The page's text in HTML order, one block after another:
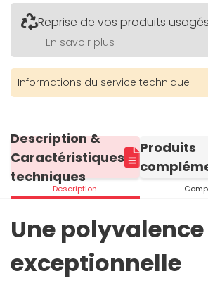
Reprise de vos produits usagés
En savoir plus
Informations du service technique
Description &
Caractéristiques
techniques
Description
Produits
Une polyvalence
exceptionnelle